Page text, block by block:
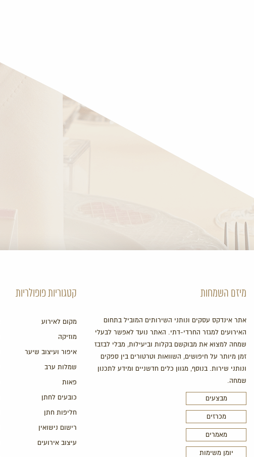
מיזם השמחות
אתר אינדקס עסקים ונותני השירותים המוביל בתחום
האירועים למגזר החרדי-דתי. האתר נועד לאפשר לבעלי
שמחה למצוא את מבוקשם בקלות וביעילות, מבלי לבזבז
זמן מיותר על חיפושים, השוואות וטרטורים בין ספקים
ונותני שירות. בנוסף, מגוון כלים חדשניים ומידע לתכנון
שמחה.
מבצעים
מכרזים
מאמרים
יומן משימות
קטגוריות פופולריות
מקום לאירוע
מוזיקה
איפור ועיצוב שיער
שמלות ערב
פאות
כובעים לחתן
חליפות חתן
רישום נישואין
עיצוב אירועים